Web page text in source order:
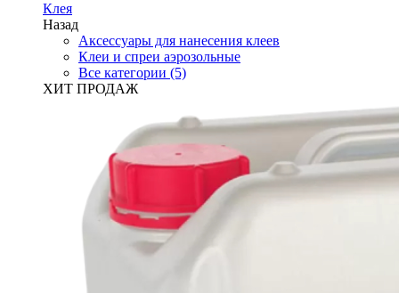
Клея
Назад
Аксессуары для нанесения клеев
Клеи и спреи аэрозольные
Все категории (5)
ХИТ ПРОДАЖ